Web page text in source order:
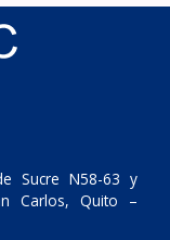
Sucre N58-63 y
Carlos, Quito –